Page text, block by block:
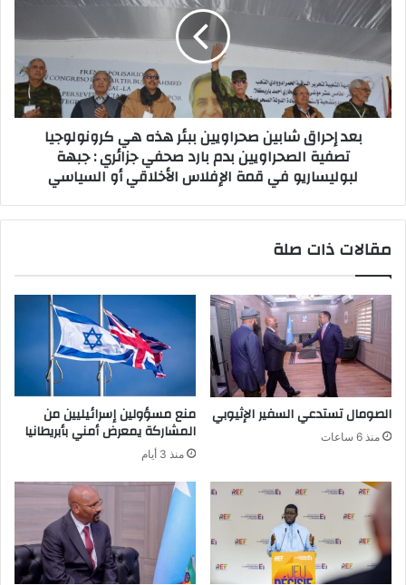
صحراويين
هذه
هي
كرونولوجيا
تصفية
الصحراويين
جزائري
جبهة
الإفلاس
الأخلاقي
السياسي
بعد إحراق شابين صحراويين ببئر هذه هي كرونولوجيا
تصفية الصحراويين بدم بارد صحفي جزائري : جبهة
لبوليساريو في قمة الإفلاس الأخلاقي أو السياسي
مقالات ذات صلة
الصومال تستدعي السفير الإثيوبي
منذ 6 ساعات
منع مسؤولين إسرائيليين من
المشاركة يمعرض أمني بأبريطانيا
منذ 3 أيام